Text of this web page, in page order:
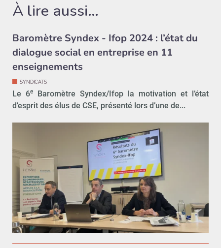
À lire aussi…
Baromètre Syndex - Ifop 2024 : l’état du
dialogue social en entreprise en 11
enseignements
SYNDICATS
Le 6e
Baromètre Syndex/Ifop la motivation et l’état
d’esprit des élus de CSE, présenté lors d’une de...